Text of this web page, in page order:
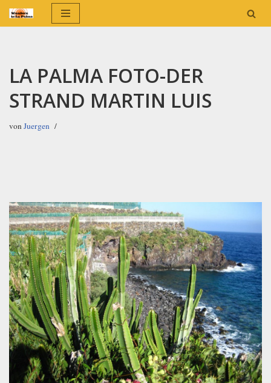
LA PALMA FOTO-DER
STRAND MARTIN LUIS
vonJuergen